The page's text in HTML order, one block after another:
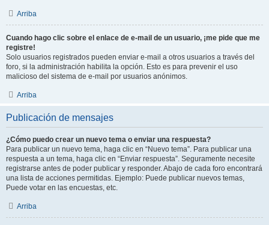
Arriba
Cuando hago clic sobre el enlace de e-mail de un usuario, ¡me pide que me
registre!
Solo usuarios registrados pueden enviar e-mail a otros usuarios a través del
foro, si la administración habilita la opción. Esto es para prevenir el uso
malicioso del sistema de e-mail por usuarios anónimos.
Arriba
Publicación de mensajes
¿Cómo puedo crear un nuevo tema o enviar una respuesta?
Para publicar un nuevo tema, haga clic en “Nuevo tema”. Para publicar una
respuesta a un tema, haga clic en “Enviar respuesta”. Seguramente necesite
registrarse antes de poder publicar y responder. Abajo de cada foro encontrará
una lista de acciones permitidas. Ejemplo: Puede publicar nuevos temas,
Puede votar en las encuestas, etc.
Arriba